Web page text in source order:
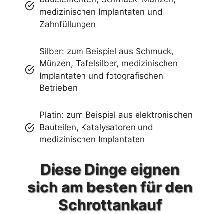
medizinischen Implantaten und
Zahnfüllungen
Silber: zum Beispiel aus Schmuck,
Münzen, Tafelsilber, medizinischen
Implantaten und fotografischen
Betrieben
Platin: zum Beispiel aus elektronischen
Bauteilen, Katalysatoren und
medizinischen Implantaten
Diese Dinge eignen
sich am besten für den
Schrottankauf